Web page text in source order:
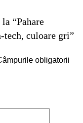
“Pahare
tech, culoare gri”
obligatorii